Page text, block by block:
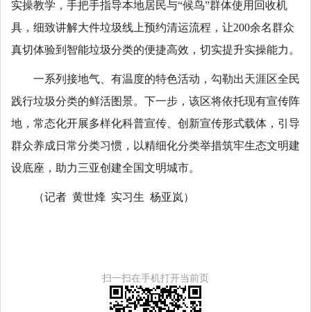
实操教学，手把手指导本地居民与“候鸟”群体使用回收机
具，细致讲解大件垃圾线上预约清运流程，让200余名群众
真切体验到智能垃圾分类的便捷高效，切实提升实操能力。
一系列接地气、有温度的特色活动，勾勒出天涯区全民
践行垃圾分类的鲜活图景。下一步，该区将依托现有宣传阵
地，常态化开展多样化科普宣传、创新宣传形式载体，引导
群众养成日常分类习惯，以精细化分类举措筑牢生态文明建
设底座，助力三亚创建全国文明城市。
（记者 黄世烽 实习生 杨亚岚）
扫一扫在手机打开当前页